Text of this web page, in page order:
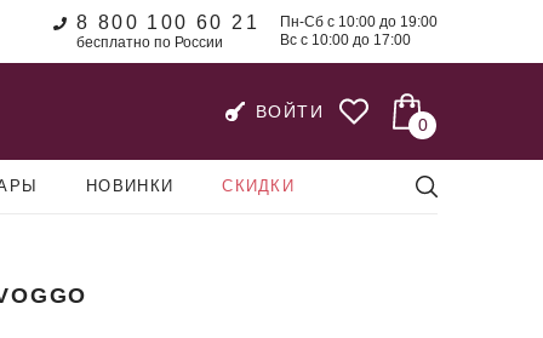
8 800 100 60 21
бесплатно по России
Пн-Сб с 10:00 до 19:00
Вс с 10:00 до 17:00
ВОЙТИ
0
НОВИНКИ СКИДКИ